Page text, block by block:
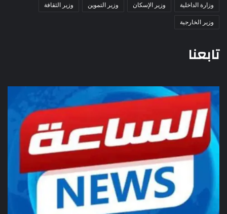
وزارة الداخلية
وزير الإسكان وزير التموين
وزير الثقافة
وزير الخارجية
تابعنا